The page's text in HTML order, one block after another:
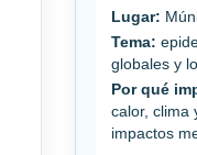
Lugar:
Tema:
globales y
Por qué
calor, clima
impactos